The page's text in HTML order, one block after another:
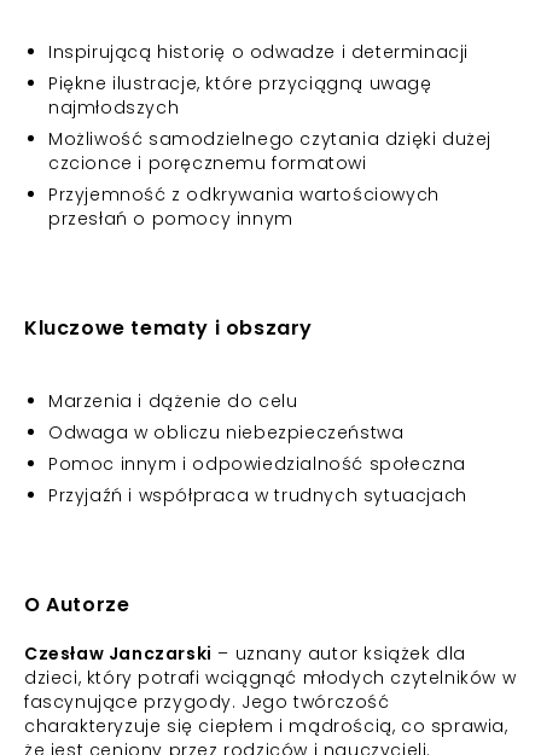
Inspirującą historię o odwadze i determinacji
Piękne ilustracje, które przyciągną uwagę
najmłodszych
Możliwość samodzielnego czytania dzięki dużej
czcionce i poręcznemu formatowi
Przyjemność z odkrywania wartościowych
przesłań o pomocy innym
Kluczowe tematy i obszary
Marzenia i dążenie do celu
Odwaga w obliczu niebezpieczeństwa
Pomoc innym i odpowiedzialność społeczna
Przyjaźń i współpraca w trudnych sytuacjach
O Autorze
Czesław Janczarski – uznany autor książek dla
dzieci, który potrafi wciągnąć młodych czytelników w
fascynujące przygody. Jego twórczość
charakteryzuje się ciepłem i mądrością, co sprawia,
że jest ceniony przez rodziców i nauczycieli.